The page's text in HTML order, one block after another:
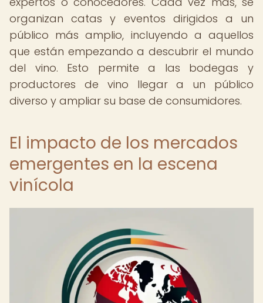
organizan catas y eventos dirigidos a un
público más amplio, incluyendo a aquellos
que están empezando a descubrir el mundo
del vino. Esto permite a las bodegas y
productores de vino llegar a un público
diverso y ampliar su base de consumidores.
El impacto de los mercados
emergentes en la escena
vinícola